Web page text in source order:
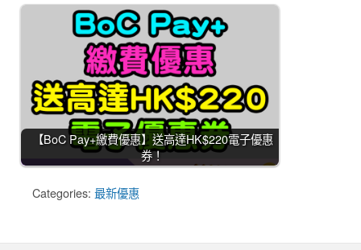
【BoC Pay+繳費優惠】送高達HK$220電子優惠
券！
Categories: 最新優惠